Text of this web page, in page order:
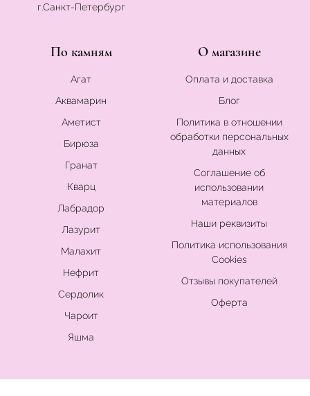
г.Санкт-Петербург
По камням
Агат
Аквамарин
Аметист
Бирюза
Гранат
Кварц
Лабрадор
Лазурит
Малахит
Нефрит
Сердолик
Чароит
Яшма
О магазине
Оплата и доставка
Блог
Политика в отношении
обработки персональных
данных
Соглашение об
использовании
материалов
Наши реквизиты
Политика использования
Cookies
Отзывы покупателей
Оферта